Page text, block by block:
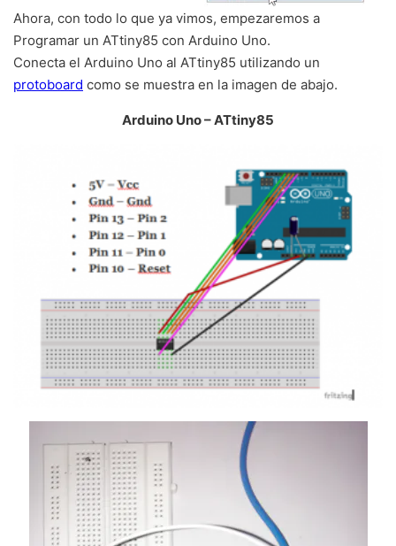
Ahora, con todo lo que ya vimos, empezaremos a
Programar un ATtiny85 con Arduino Uno.
Conecta el Arduino Uno al ATtiny85 utilizando un
protoboard como se muestra en la imagen de abajo.
Arduino Uno – ATtiny85